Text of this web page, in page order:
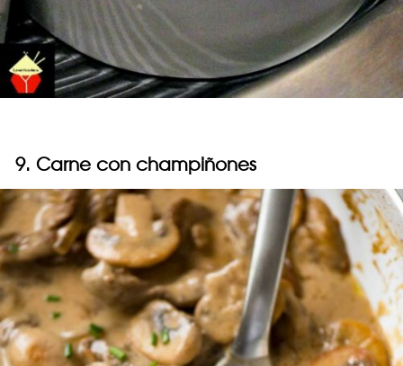
9. Carne con champiñones